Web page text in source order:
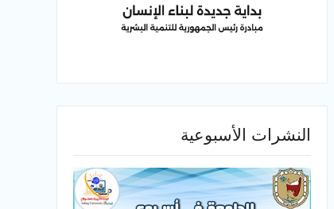
النشرات الأسبوعية